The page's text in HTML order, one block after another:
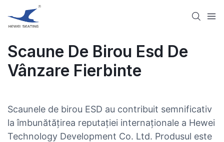
Scaune De Birou Esd De
Vânzare Fierbinte
Scaunele de birou ESD au contribuit semnificativ
la îmbunătățirea reputației internaționale a Hewei
Technology Development Co. Ltd. Produsul este